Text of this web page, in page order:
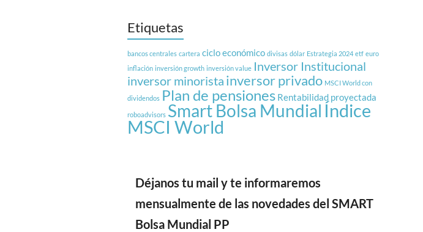
Etiquetas
bancos centrales cartera ciclo económico divisas dólar Estrategia 2024 etf euro
inflación inversión growth inversión value Inversor Institucional
inversor minorista inversor privado MSCI World con
dividendos Plan de pensiones Rentabilidad proyectada
roboadvisors Smart Bolsa Mundial Índice
MSCI World
Déjanos tu mail y te informaremos
mensualmente de las novedades del SMART
Bolsa Mundial PP